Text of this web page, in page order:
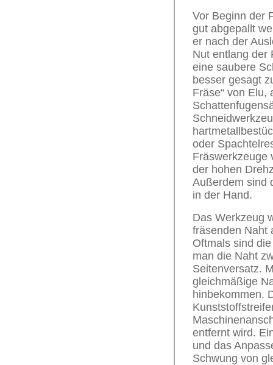
Vor Beginn der
gut abgepallt
er nach der
Nut entlang der
eine saubere
besser gesagt
Fräse“ von Elu,
oder
Fräswerkzeuge
der hohen
Außerdem sind
in der Hand.
Das Werkzeug
fräsenden Naht
Oftmals sind
man die Naht
Seitenversatz.
gleichmäßige
hinbekommen.
entfernt wird.
und das
Schwung von